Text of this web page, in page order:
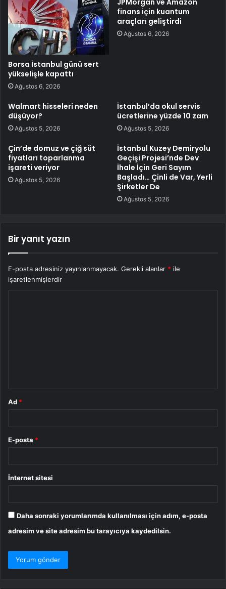
Borsa İstanbul günü sert
yükselişle kapattı
Ağustos 6, 2026
finans için kuantum
araçları geliştirdi
Ağustos 6, 2026
Walmart hisseleri neden
düşüyor?
Ağustos 5, 2026
İstanbul’da okul servis
ücretlerine yüzde 10 zam
Ağustos 5, 2026
Çin’de domuz ve çiğ süt
fiyatları toparlanma
işareti veriyor
Ağustos 5, 2026
İstanbul Kuzey Demiryolu
Geçişi Projesi’nde Dev
İhale İçin Geri Sayım
Başladı… Çinli de Var, Yerli
Şirketler De
Ağustos 5, 2026
Bir yanıt yazın
E-posta adresiniz yayınlanmayacak. Gerekli alanlar * ile
işaretlenmişlerdir
Ad *
E-posta *
İnternet sitesi
Daha sonraki yorumlarımda kullanılması için adım, e-posta
adresim ve site adresim bu tarayıcıya kaydedilsin.